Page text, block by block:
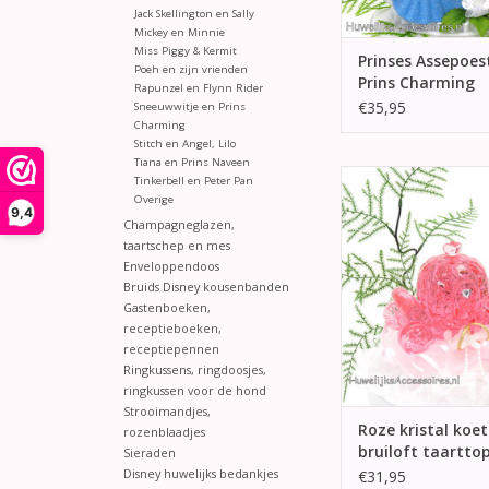
9,4
Jack Skellington en Sally
Mickey en Minnie
Miss Piggy & Kermit
Poeh en zijn vrienden
Rapunzel en Flynn Rider
Sneeuwwitje en Prins
Charming
Stitch en Angel, Lilo
Tiana en Prins Naveen
Tinkerbell en Peter Pan
Overige
Champagneglazen,
taartschep en mes
Enveloppendoos
Bruids Disney kousenbanden
Gastenboeken,
receptieboeken,
receptiepennen
Ringkussens, ringdoosjes,
ringkussen voor de hond
Strooimandjes,
rozenblaadjes
Sieraden
Disney huwelijks bedankjes
Prinses
Prins Charming
taarttopper
€35,95
Prachtige
taarttopper met een
koets. Versierd met
zacht roze lint en 2
ringen.
TOEVOEGEN AAN
Roze kristal
bruiloft
€31,95